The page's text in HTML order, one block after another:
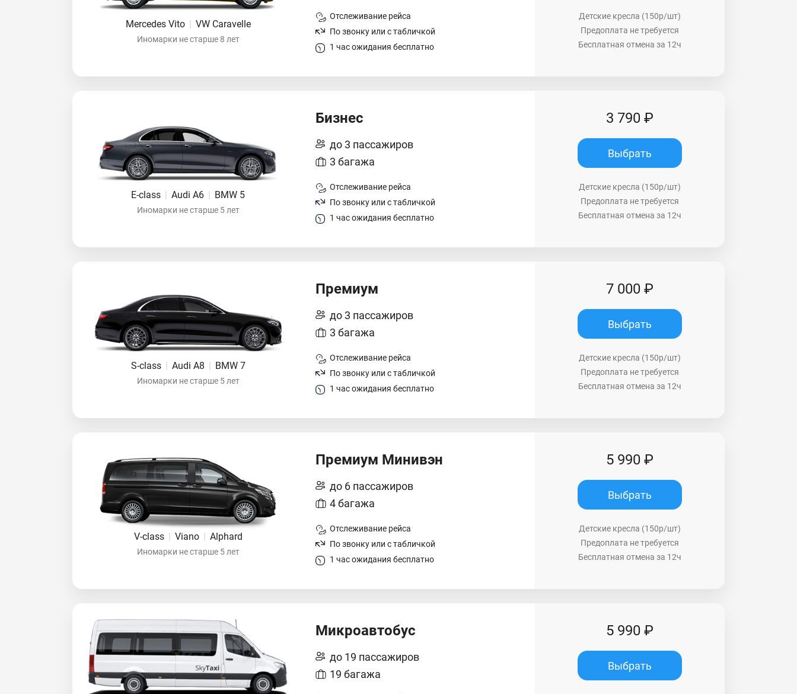
Mercedes Vito | VW Caravelle
Иномарки не старше 8 лет
Отслеживание рейса
По звонку или с табличкой
1 час ожидания бесплатно
Детские кресла (150р/шт)
Предоплата не требуется
Бесплатная отмена за 12ч
E-class | Audi A6 | BMW 5
Иномарки не старше 5 лет
Бизнес
до 3 пассажиров
3 багажа
Отслеживание рейса
По звонку или с табличкой
1 час ожидания бесплатно
3 790 ₽
Выбрать
Детские кресла (150р/шт)
Предоплата не требуется
Бесплатная отмена за 12ч
S-class | Audi A8 | BMW 7
Иномарки не старше 5 лет
Премиум
до 3 пассажиров
3 багажа
Отслеживание рейса
По звонку или с табличкой
1 час ожидания бесплатно
7 000 ₽
Выбрать
Детские кресла (150р/шт)
Предоплата не требуется
Бесплатная отмена за 12ч
V-class | Viano | Alphard
Иномарки не старше 5 лет
Премиум Минивэн
до 6 пассажиров
4 багажа
Отслеживание рейса
По звонку или с табличкой
1 час ожидания бесплатно
5 990 ₽
Выбрать
Детские кресла (150р/шт)
Предоплата не требуется
Бесплатная отмена за 12ч
Микроавтобус
до 19 пассажиров
19 багажа
5 990 ₽
Выбрать